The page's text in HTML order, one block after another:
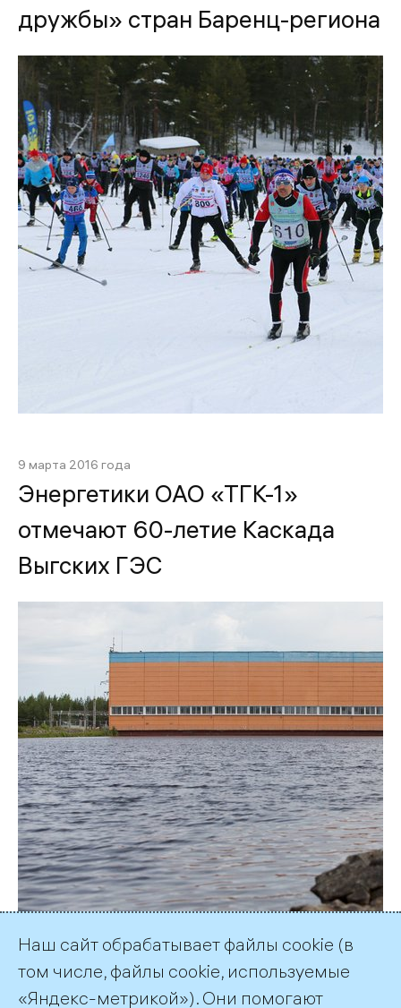
дружбы» стран Баренц-региона
9 марта 2016 года
Энергетики ОАО «ТГК-1»
отмечают 60-летие Каскада
Выгских ГЭС
9 марта 2016 года Каскад Выгских ГЭС
Наш сайт обрабатывает файлы cookie (в
том числе, файлы cookie, используемые
«Яндекс-метрикой»). Они помогают